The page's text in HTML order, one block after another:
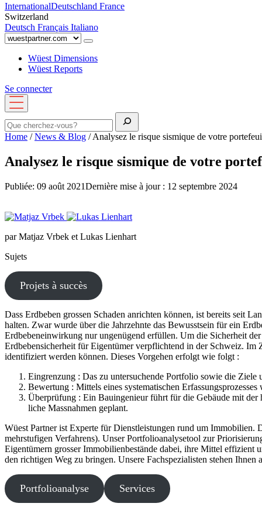
InternationalDeutschland France
Switzerland
Deutsch Français Italiano
Wüest Dimensions
Wüest Reports
Se connecter
Ouvrir
le
menu
Rechercher
Home /News & Blog /Analysez le risque sismique de votre
Analysez le risque sismique de votre
Publiée: 09 août 2021Dernière mise à jour : 12 septembre 2024
par Matjaz Vrbek et Lukas Lienhart
Sujets
Projets à succès
Dass Erdbeben grossen Schaden anrichten können, ist bereits seit
halten. Zwar wurde über die Jahrzehnte das Bewusstsein für ein
Erdbebeneinwirkung nur ungenügend erfüllen. Um die Sicherheit
Erdbebensicherheit für Eigentümer verpflichtend in der Schweiz.
identi­fi­ziert werden können. Dieses Vorgehen erfolgt wie folgt :
Eingrenzung : Das zu unter­su­chende Portfolio sowie die Ziele
Bewertung : Mittels eines syste­ma­ti­schen
Überprüfung : Ein Bauingenieur führt für die Gebäude mit
liche Massnahmen geplant.
Wüest Partner ist Experte für Dienstleistungen rund um Immobilien.
mehrs­tu­figen Verfahrens). Unser Portfolioanalysetool zur
Eigentümern grosser Immobilienbestände dabei, ihre Mittel
den richtigen Weg zu bringen. Unsere Fachspezialisten stehen
Portfolioanalyse Services